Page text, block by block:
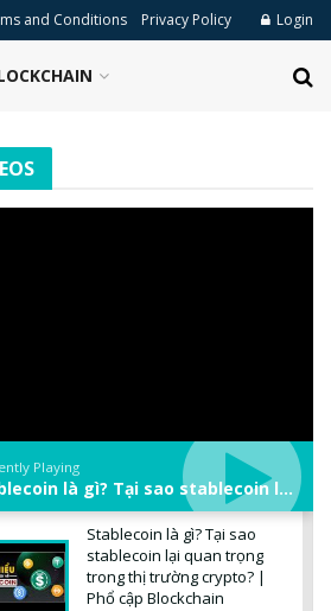
and Conditions Privacy Policy Login
Playing
Stablecoin là gì? Tại sao stablecoin lại quan trọng trong thị trường crypto? | Phổ cập Blockchain
Stablecoin là gì? Tại sao
stablecoin lại quan trọng
trong thị trường crypto? |
Phổ cập Blockchain